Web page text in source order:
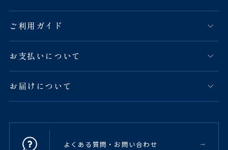
ご利用ガイド
お支払いについて
お届けについて
よくある質問・お問い合わせ